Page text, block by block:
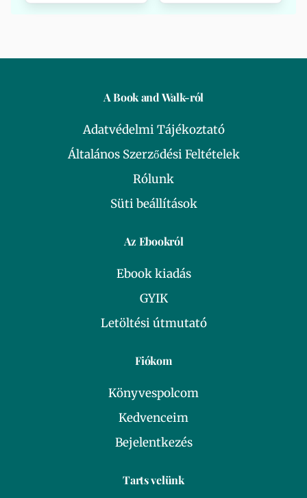
A Book and Walk-ról
Adatvédelmi Tájékoztató
Általános Szerződési Feltételek
Rólunk
Süti beállítások
Az Ebookról
Ebook kiadás
GYIK
Letöltési útmutató
Fiókom
Könyvespolcom
Kedvenceim
Bejelentkezés
Tarts velünk